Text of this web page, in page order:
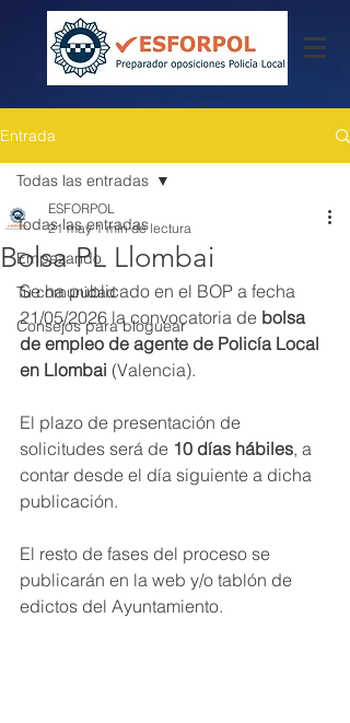
Entrada
Todas las entradas
Empezando
Tu comunidad
Consejos para bloguear
Todas las entradas
Bolsa PL Llombai
ESFORPOL
21 may 1 min de lectura
Se ha publicado en el BOP a fecha
21/05/2026 la convocatoria de bolsa
de empleo de agente de Policía Local
en Llombai (Valencia).
El plazo de presentación de
solicitudes será de 10 días hábiles, a
contar desde el día siguiente a dicha
publicación.
El resto de fases del proceso se
publicarán en la web y/o tablón de
edictos del Ayuntamiento.